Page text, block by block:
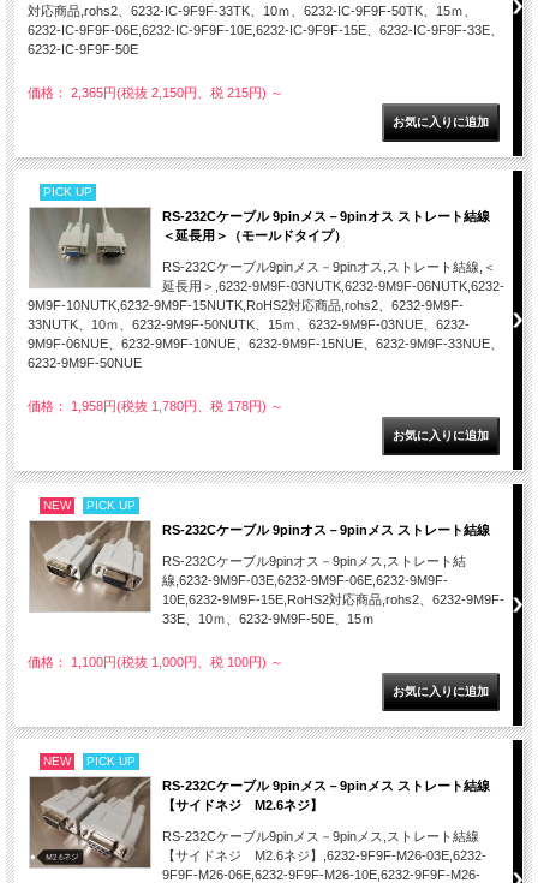
対応商品,rohs2、6232-IC-9F9F-33TK、10ｍ、6232-IC-9F9F-50TK、15ｍ、
6232-IC-9F9F-06E,6232-IC-9F9F-10E,6232-IC-9F9F-15E、6232-IC-9F9F-33E、
6232-IC-9F9F-50E
価格： 2,365円(税抜 2,150円、税 215円) ～
PICK UP
RS-232Cケーブル 9pinメス－9pinオス ストレート結線
＜延長用＞（モールドタイプ）
RS-232Cケーブル9pinメス－9pinオス,ストレート結線,＜
延長用＞,6232-9M9F-03NUTK,6232-9M9F-06NUTK,6232-
9M9F-10NUTK,6232-9M9F-15NUTK,RoHS2対応商品,rohs2、6232-9M9F-
33NUTK、10ｍ、6232-9M9F-50NUTK、15ｍ、6232-9M9F-03NUE、6232-
9M9F-06NUE、6232-9M9F-10NUE、6232-9M9F-15NUE、6232-9M9F-33NUE、
6232-9M9F-50NUE
価格： 1,958円(税抜 1,780円、税 178円) ～
NEW PICK UP
RS-232Cケーブル 9pinオス－9pinメス ストレート結線
RS-232Cケーブル9pinオス－9pinメス,ストレート結
線,6232-9M9F-03E,6232-9M9F-06E,6232-9M9F-
10E,6232-9M9F-15E,RoHS2対応商品,rohs2、6232-9M9F-
33E、10ｍ、6232-9M9F-50E、15ｍ
価格： 1,100円(税抜 1,000円、税 100円) ～
NEW PICK UP
RS-232Cケーブル 9pinメス－9pinメス ストレート結線
【サイドネジ M2.6ネジ】
RS-232Cケーブル9pinメス－9pinメス,ストレート結線
【サイドネジ M2.6ネジ】,6232-9F9F-M26-03E,6232-
9F9F-M26-06E,6232-9F9F-M26-10E,6232-9F9F-M26-